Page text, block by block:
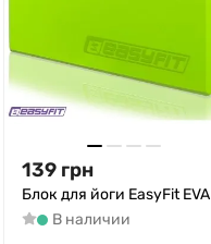
139 грн
Блок для йоги EasyFit EVA
В наличии